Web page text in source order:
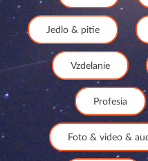
Jedlo & pitie
Vzdelanie
Profesia
Foto & video &